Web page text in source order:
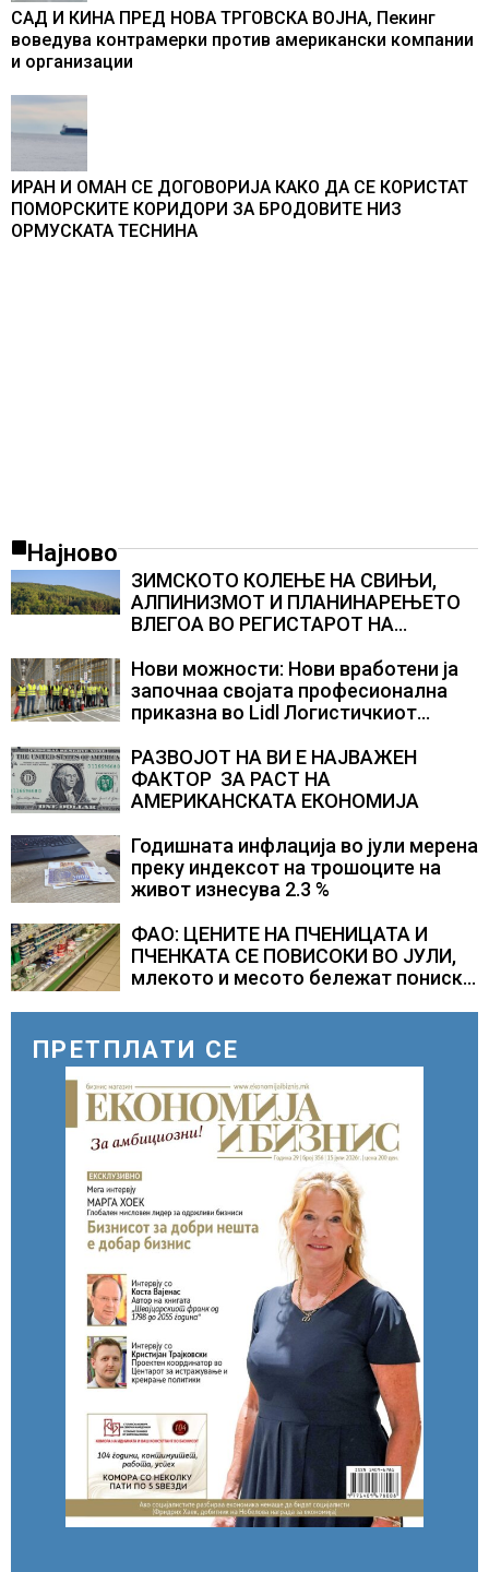
САД И КИНА ПРЕД НОВА ТРГОВСКА ВОЈНА, Пекинг
воведува контрамерки против американски компании
и организации
ИРАН И ОМАН СЕ ДОГОВОРИЈА КАКО ДА СЕ КОРИСТАТ
ПОМОРСКИТЕ КОРИДОРИ ЗА БРОДОВИТЕ НИЗ
ОРМУСКАТА ТЕСНИНА
Најново
ЗИМСКОТО КОЛЕЊЕ НА СВИЊИ,
АЛПИНИЗМОТ И ПЛАНИНАРЕЊЕТО
ВЛЕГОА ВО РЕГИСТАРОТ НА
СЛОВЕНИЈА
Нови можности: Нови вработени ја
започнаа својата професионална
приказна во Lidl Логистичкиот
РАЗВОЈОТ НА ВИ Е НАЈВАЖЕН
ФАКТОР ЗА РАСТ НА
АМЕРИКАНСКАТА ЕКОНОМИЈА
Годишната инфлација во јули мерена
преку индексот на трошоците на
живот изнесува 2.3 %
ФАО: ЦЕНИТЕ НА ПЧЕНИЦАТА И
ПЧЕНКАТА СЕ ПОВИСОКИ ВО ЈУЛИ,
млекото и месото бележат пониски
ПРЕТПЛАТИ СЕ